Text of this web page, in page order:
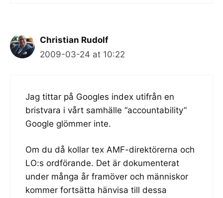
Christian Rudolf
2009-03-24 at 10:22
Jag tittar på Googles index utifrån en
bristvara i vårt samhälle “accountability”
Google glömmer inte.
Om du då kollar tex AMF-direktörerna och
LO:s ordförande. Det är dokumenterat
under många år framöver och människor
kommer fortsätta hänvisa till dessa